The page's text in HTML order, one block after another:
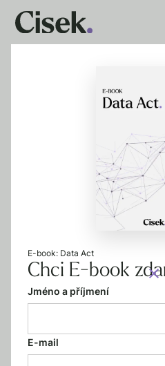
E-book: Data Act
Chci E-book
Jméno a příjmení
E-mail
Jak si spolu
fenomén NFT
8 minut čtení